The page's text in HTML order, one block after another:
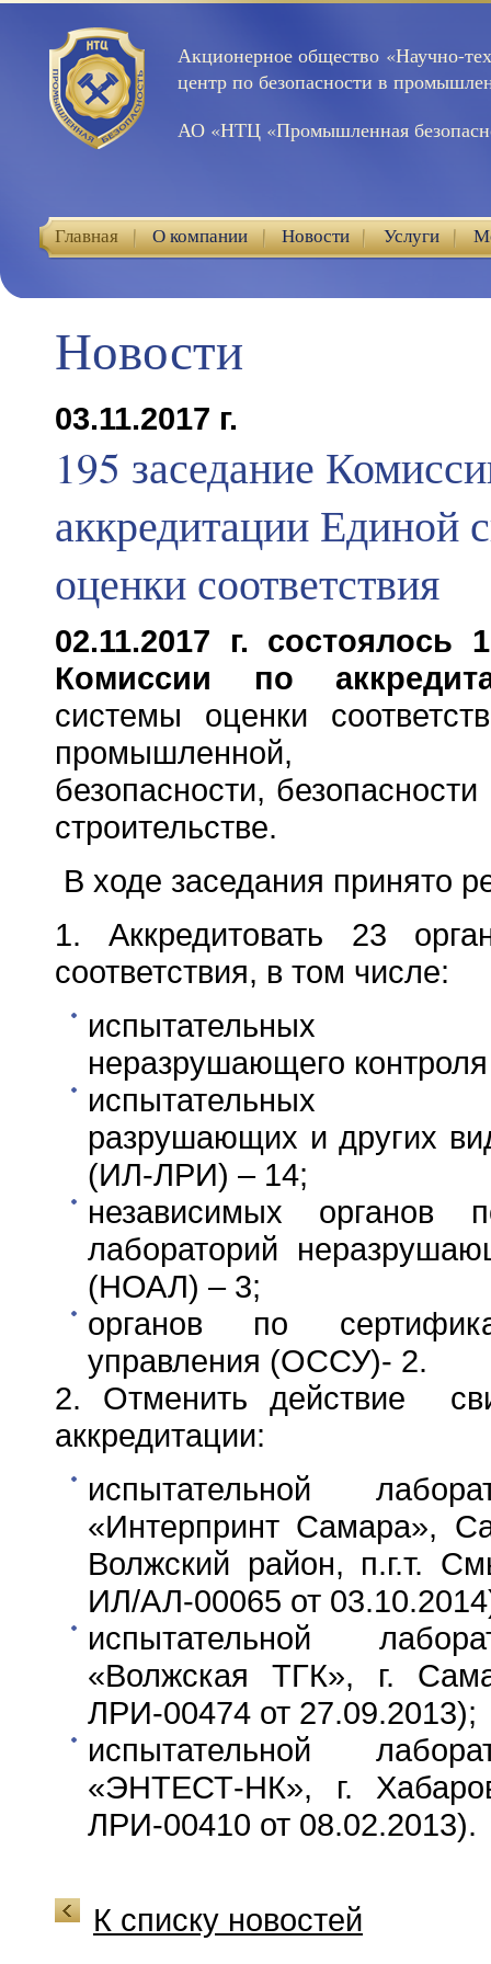
Акционерное общество «Научно-
центр по безопасности в
АО «НТЦ «Промышленная
Главная О компании Новости Услуги
Новости
03.11.2017 г.
195 заседание
аккредитации Единой
оценки соответствия
02.11.2017 г. состоялось
Комиссии по
системы оценки
промышленной,
безопасности, безопасности
строительстве.
В ходе заседания принято
1. Аккредитовать 23
соответствия, в том числе:
испытательных
неразрушающего
испытательных
разрушающих и других
(ИЛ-ЛРИ) – 14;
независимых органов
лабораторий
(НОАЛ) – 3;
органов по
управления (ОССУ)- 2.
2. Отменить действие
аккредитации:
испытательной
«Интерпринт Самара»,
Волжский район, п.г.т.
ИЛ/АЛ-00065 от
испытательной
«Волжская ТГК», г.
ЛРИ-00474 от 27.09.2013);
испытательной
«ЭНТЕСТ-НК», г.
ЛРИ-00410 от 08.02.2013).
К списку новостей